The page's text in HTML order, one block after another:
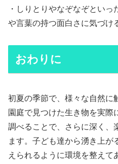
・しりとりやなぞなぞとい
や言葉の持つ面白さに気づけ
おわりに
初夏の季節で、様々な自然に
園庭で見つけた生き物を実際
調べることで、さらに深く、
ます。子ども達から湧き上が
えられるように環境を整えて